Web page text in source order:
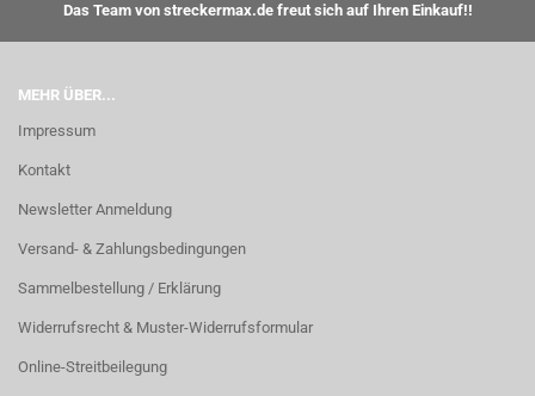
Das Team von streckermax.de freut sich auf Ihren Einkauf!!
MEHR ÜBER...
Impressum
Kontakt
Newsletter Anmeldung
Versand- & Zahlungsbedingungen
Sammelbestellung / Erklärung
Widerrufsrecht & Muster-Widerrufsformular
Online-Streitbeilegung